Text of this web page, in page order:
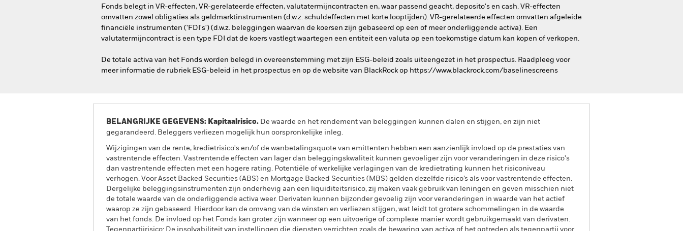
Fonds belegt in VR-effecten, VR-gerelateerde effecten, valutatermijncontracten en, waar passend geacht, deposito's en cash. VR-effecten
omvatten zowel obligaties als geldmarktinstrumenten (d.w.z. schuldeffecten met korte looptijden). VR-gerelateerde effecten omvatten afgeleide
financiële instrumenten ('FDI's') (d.w.z. beleggingen waarvan de koersen zijn gebaseerd op een of meer onderliggende activa). Een
valutatermijncontract is een type FDI dat de koers vastlegt waartegen een entiteit een valuta op een toekomstige datum kan kopen of verkopen.
De totale activa van het Fonds worden belegd in overeenstemming met zijn ESG-beleid zoals uiteengezet in het prospectus. Raadpleeg voor
meer informatie de rubriek ESG-beleid in het prospectus en op de website van BlackRock op https://www.blackrock.com/baselinescreens
BELANGRIJKE GEGEVENS: Kapitaalrisico. De waarde en het rendement van beleggingen kunnen dalen en stijgen, en zijn niet
gegarandeerd. Beleggers verliezen mogelijk hun oorspronkelijke inleg.
Wijzigingen van de rente, kredietrisico's en/of de wanbetalingsquote van emittenten hebben een aanzienlijk invloed op de prestaties van
vastrentende effecten. Vastrentende effecten van lager dan beleggingskwaliteit kunnen gevoeliger zijn voor veranderingen in deze risico's
dan vastrentende effecten met een hogere rating. Potentiële of werkelijke verlagingen van de kredietrating kunnen het risiconiveau
verhogen. Voor Asset Backed Securities (ABS) en Mortgage Backed Securities (MBS) gelden dezelfde risico’s als voor vastrentende effecten.
Dergelijke beleggingsinstrumenten zijn onderhevig aan een liquiditeitsrisico, zij maken vaak gebruik van leningen en geven misschien niet
de totale waarde van de onderliggende activa weer. Derivaten kunnen bijzonder gevoelig zijn voor veranderingen in waarde van het actief
waarop ze zijn gebaseerd. Hierdoor kan de omvang van de winsten en verliezen stijgen, wat leidt tot grotere schommelingen in de waarde
van het fonds. De invloed op het Fonds kan groter zijn wanneer op een uitvoerige of complexe manier wordt gebruikgemaakt van derivaten.
Tegenpartijrisico: De insolvabiliteit van instellingen die diensten verrichten zoals de bewaring van activa of het optreden als tegenpartij voor